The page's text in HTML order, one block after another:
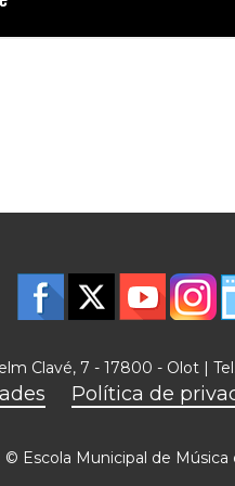
Clavé, 7 - 17800 - Olot |
Política de
© Escola Municipal de Música